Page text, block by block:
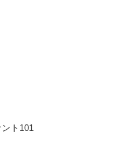
ト101